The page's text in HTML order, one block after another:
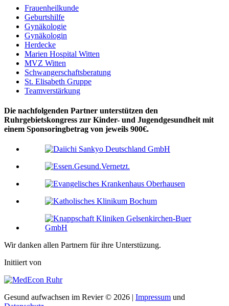
Frauenheilkunde
Geburtshilfe
Gynäkologie
Gynäkologin
Herdecke
Marien Hospital Witten
MVZ Witten
Schwangerschaftsberatung
St. Elisabeth Gruppe
Teamverstärkung
Die nachfolgenden Partner unterstützen den
Ruhrgebietskongress zur Kinder- und Jugendgesundheit mit
einem Sponsoringbetrag von jeweils 900€.
Wir danken allen Partnern für ihre Unterstüzung.
Initiiert von
Gesund aufwachsen im Revier © 2026 | Impressum und